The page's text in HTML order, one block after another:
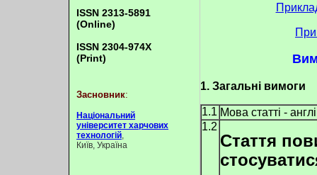
ISSN 2313-5891
(Online)
ISSN 2304-974X
(Print)
Засновник:
Національний
університет харчових
технологій,
Київ, Україна
1. Загальні вимоги
1.1 Мова статті -
1.2
Стаття